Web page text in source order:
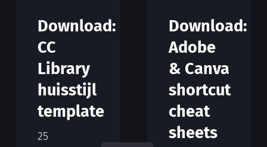
Download:
CC
Library
huisstijl
template
25
Download:
Adobe
& Canva
shortcut
cheat
sheets